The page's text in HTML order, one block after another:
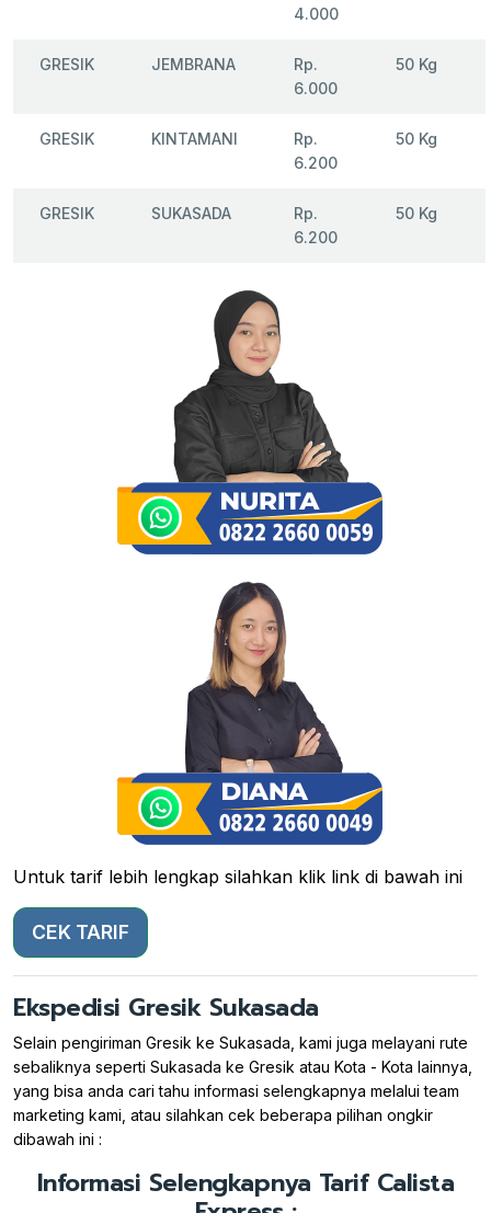
4.000
GRESIK JEMBRANA
Rp.
6.000
50 Kg
GRESIK KINTAMANI
Rp.
6.200
50 Kg
GRESIK SUKASADA
Rp.
6.200
50 Kg
Untuk tarif lebih lengkap silahkan klik link di bawah ini
CEK TARIF
Ekspedisi Gresik Sukasada
Selain pengiriman Gresik ke Sukasada, kami juga melayani rute
sebaliknya seperti Sukasada ke Gresik atau Kota - Kota lainnya,
yang bisa anda cari tahu informasi selengkapnya melalui team
marketing kami, atau silahkan cek beberapa pilihan ongkir
dibawah ini :
Informasi Selengkapnya Tarif Calista